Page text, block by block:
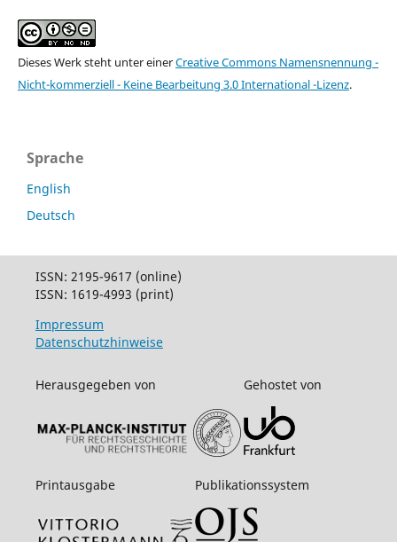
Dieses Werk steht unter einerCreative Commons Namensnennung -
Nicht-kommerziell - Keine Bearbeitung 3.0 International -Lizenz.
Sprache
English
Deutsch
ISSN: 2195-9617 (online)
ISSN: 1619-4993 (print)
Impressum
Datenschutzhinweise
Herausgegeben von Gehostet von
Printausgabe Publikationssystem